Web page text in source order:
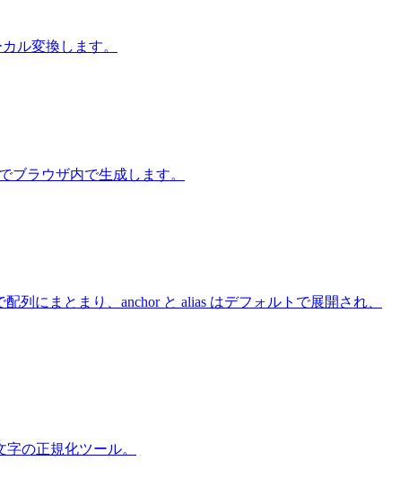
ル変換します。
ブラウザ内で生成します。
列にまとまり、anchor と alias はデフォルトで展開され、
の正規化ツール。